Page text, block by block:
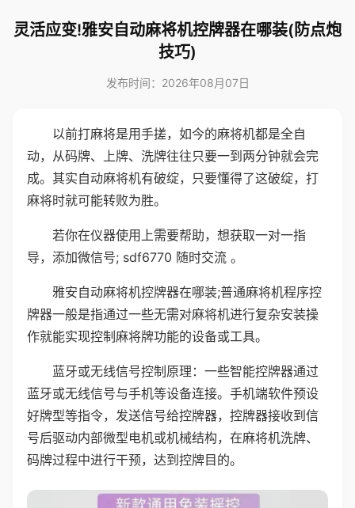
灵活应变!雅安自动麻将机控牌器在哪装(防点炮
技巧)
发布时间：2026年08月07日
以前打麻将是用手搓，如今的麻将机都是全自
动，从码牌、上牌、洗牌往往只要一到两分钟就会完
成。其实自动麻将机有破绽，只要懂得了这破绽，打
麻将时就可能转败为胜。
若你在仪器使用上需要帮助，想获取一对一指
导，添加微信号; sdf6770 随时交流 。
雅安自动麻将机控牌器在哪装;普通麻将机程序控
牌器一般是指通过一些无需对麻将机进行复杂安装操
作就能实现控制麻将牌功能的设备或工具。
蓝牙或无线信号控制原理：一些智能控牌器通过
蓝牙或无线信号与手机等设备连接。手机端软件预设
好牌型等指令，发送信号给控牌器，控牌器接收到信
号后驱动内部微型电机或机械结构，在麻将机洗牌、
码牌过程中进行干预，达到控牌目的。